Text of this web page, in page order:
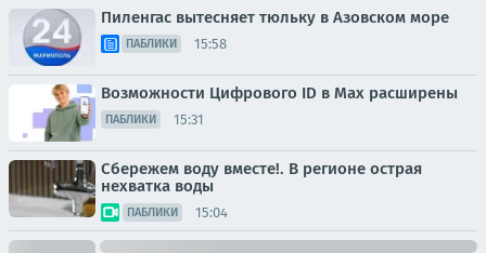
Пиленгас вытесняет тюльку в Азовском море
ПАБЛИКИ 15:58
Возможности Цифрового ID в Мах расширены
ПАБЛИКИ 15:31
Сбережем воду вместе!. В регионе острая
нехватка воды
ПАБЛИКИ 15:04